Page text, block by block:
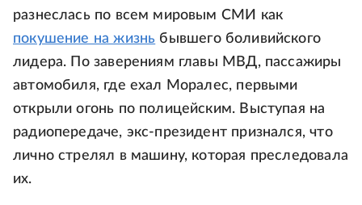
разнеслась по всем мировым СМИ как
покушение на жизнь бывшего боливийского
лидера. По заверениям главы МВД, пассажиры
автомобиля, где ехал Моралес, первыми
открыли огонь по полицейским. Выступая на
радиопередаче, экс-президент признался, что
лично стрелял в машину, которая преследовала
их.